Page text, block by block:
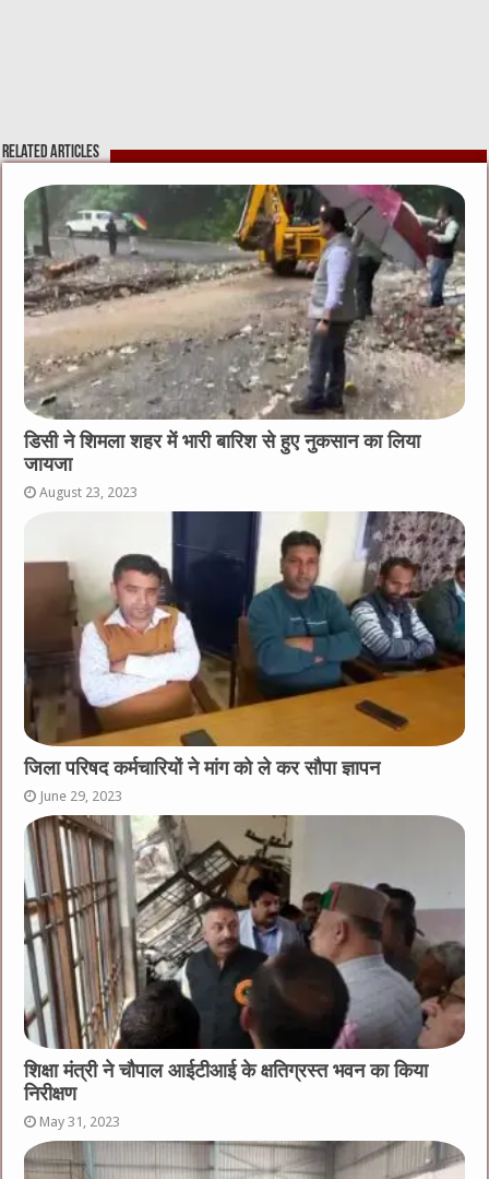
Related Articles
डिसी ने शिमला शहर में भारी बारिश से हुए नुकसान का लिया
जायजा
August 23, 2023
जिला परिषद कर्मचारियों ने मांग को ले कर सौपा ज्ञापन
June 29, 2023
शिक्षा मंत्री ने चौपाल आईटीआई के क्षतिग्रस्त भवन का किया
निरीक्षण
May 31, 2023